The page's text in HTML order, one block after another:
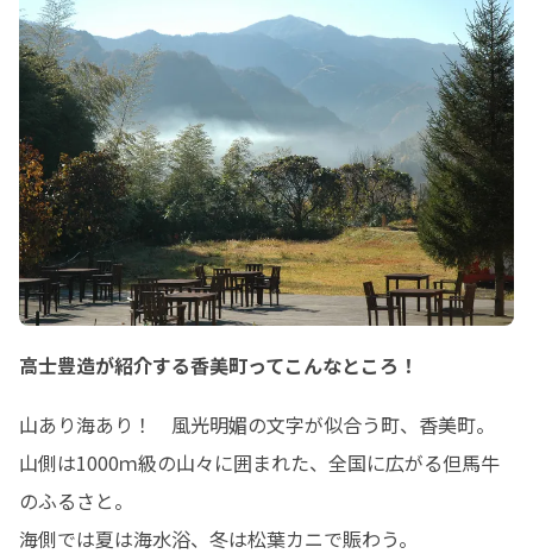
高士豊造が紹介する香美町ってこんなところ！
山あり海あり！　風光明媚の文字が似合う町、香美町。
山側は1000ｍ級の山々に囲まれた、全国に広がる但馬牛
のふるさと。
海側では夏は海水浴、冬は松葉カニで賑わう。